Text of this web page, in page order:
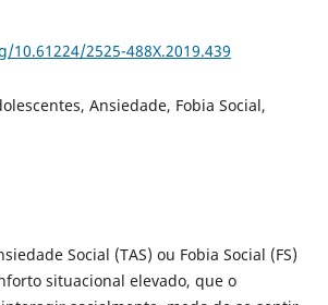
2525-488X.2019.439
Ansiedade, Fobia Social,
Social (TAS) ou Fobia Social (FS)
situacional elevado, que o